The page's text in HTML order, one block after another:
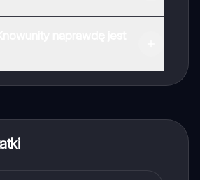
otrzymać za darmo. Dodatkowo
Premium, która pozwala